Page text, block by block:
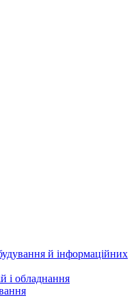
й інформаційних
і обладнання